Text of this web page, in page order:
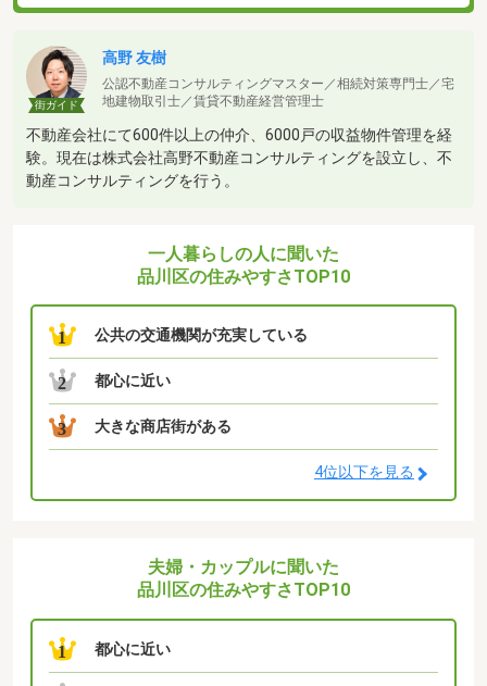
街ガイド
高野 友樹
公認不動産コンサルティングマスター／相続対策専門士／宅
地建物取引士／賃貸不動産経営管理士
不動産会社にて600件以上の仲介、6000戸の収益物件管理を経
験。現在は株式会社高野不動産コンサルティングを設立し、不
動産コンサルティングを行う。
一人暮らしの人に聞いた
品川区の住みやすさTOP10
1 公共の交通機関が充実している
2 都心に近い
3 大きな商店街がある
4位以下を見る
夫婦・カップルに聞いた
品川区の住みやすさTOP10
1 都心に近い